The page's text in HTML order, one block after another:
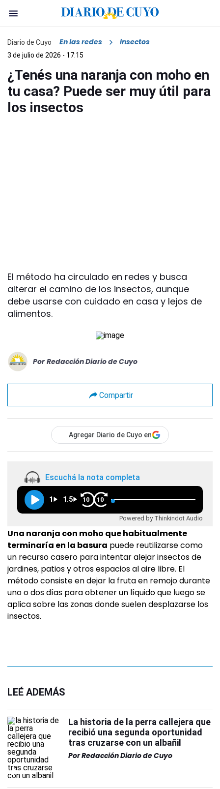
Diario de Cuyo En las redes insectos
3 de julio de 2026 - 17:15
¿Tenés una naranja con moho en
tu casa? Puede ser muy útil para
los insectos
El método ha circulado en redes y busca
alterar el camino de los insectos, aunque
debe usarse con cuidado en casa y lejos de
alimentos.
Por Redacción Diario de Cuyo
Compartir
Agregar Diario de Cuyo en
Escuchá la nota completa
1 1.5 10 10
Powered by Thinkindot Audio
Una naranja con moho que habitualmente
terminaría en la basura puede reutilizarse como
un recurso casero para intentar alejar insectos de
jardines, patios y otros espacios al aire libre. El
método consiste en dejar la fruta en remojo durante
uno o dos días para obtener un líquido que luego se
aplica sobre las zonas donde suelen desplazarse los
insectos.
LEÉ ADEMÁS
La historia de la perra callejera que
recibió una segunda oportunidad
tras cruzarse con un albañil
PorRedacción Diario de Cuyo